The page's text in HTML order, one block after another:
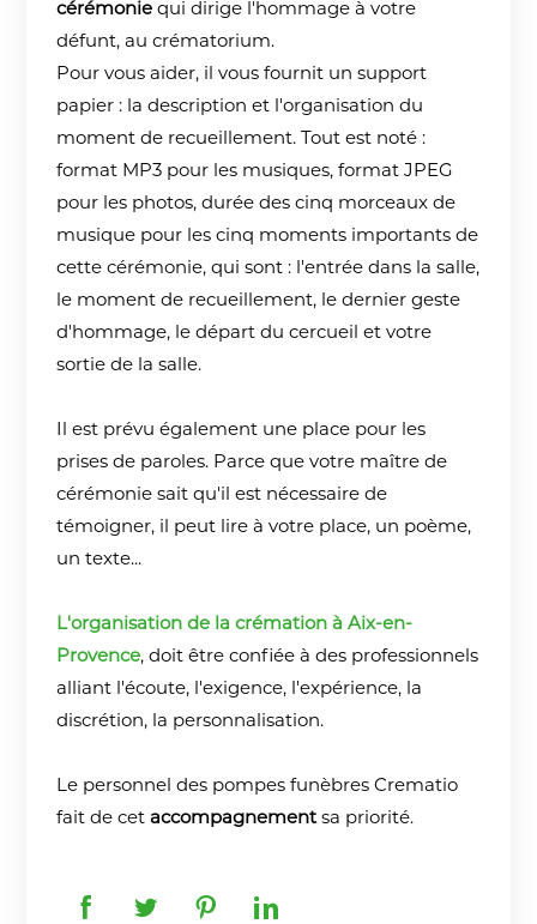
cérémonie qui dirige l'hommage à votre
défunt, au crématorium.
Pour vous aider, il vous fournit un support
papier : la description et l'organisation du
moment de recueillement. Tout est noté :
format MP3 pour les musiques, format JPEG
pour les photos, durée des cinq morceaux de
musique pour les cinq moments importants de
cette cérémonie, qui sont : l'entrée dans la salle,
le moment de recueillement, le dernier geste
d'hommage, le départ du cercueil et votre
sortie de la salle.
Il est prévu également une place pour les
prises de paroles. Parce que votre maître de
cérémonie sait qu'il est nécessaire de
témoigner, il peut lire à votre place, un poème,
un texte...
L'organisation de la crémation à Aix-en-
Provence, doit être confiée à des professionnels
alliant l'écoute, l'exigence, l'expérience, la
discrétion, la personnalisation.
Le personnel des pompes funèbres Crematio
fait de cetaccompagnement sa priorité.